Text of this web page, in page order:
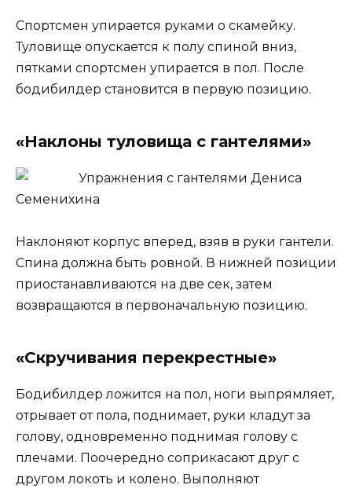
Спортсмен упирается руками о скамейку.
Туловище опускается к полу спиной вниз,
пятками спортсмен упирается в пол. После
бодибилдер становится в первую позицию.
«Наклоны туловища с гантелями»
Наклоняют корпус вперед, взяв в руки гантели.
Спина должна быть ровной. В нижней позиции
приостанавливаются на две сек, затем
возвращаются в первоначальную позицию.
«Скручивания перекрестные»
Бодибилдер ложится на пол, ноги выпрямляет,
отрывает от пола, поднимает, руки кладут за
голову, одновременно поднимая голову с
плечами. Поочередно соприкасают друг с
другом локоть и колено. Выполняют